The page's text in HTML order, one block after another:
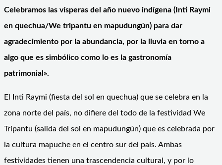
Celebramos las vísperas del año nuevo indígena (Inti Raymi
en quechua/We tripantu en mapudungún) para dar
agradecimiento por la abundancia, por la lluvia en torno a
algo que es simbólico como lo es la gastronomía
patrimonial».
El Inti Raymi (fiesta del sol en quechua) que se celebra en la
zona norte del país, no difiere del todo de la festividad We
Tripantu (salida del sol en mapudungún) que es celebrada por
la cultura mapuche en el centro sur del país. Ambas
festividades tienen una trascendencia cultural, y por lo